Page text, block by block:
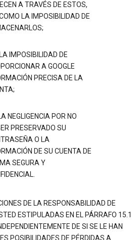
A TRAVÉS DE ESTOS,
LA IMPOSIBILIDAD DE
IMPOSIBILIDAD DE
A GOOGLE
PRECISA DE LA
NEGLIGENCIA POR NO
PRESERVADO SU
O LA
DE SU CUENTA DE
SEGURA Y
DE LA RESPONSABILIDAD DE
ESTIPULADAS EN EL PÁRRAFO 15.1
DE SI SE LE HAN
POSIBILIDADES DE PÉRDIDAS A